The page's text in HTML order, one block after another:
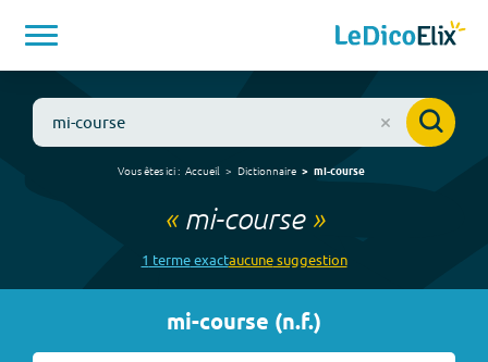
Vous êtes ici : Accueil Dictionnaire mi-course
« mi-course»
1 termeexactaucunesuggestion
mi-course (n.f.)